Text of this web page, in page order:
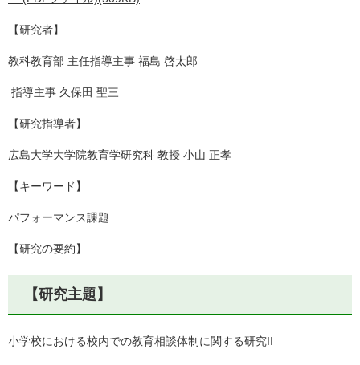
【研究者】
教科教育部 主任指導主事 福島 啓太郎
指導主事 久保田 聖三
【研究指導者】
広島大学大学院教育学研究科 教授 小山 正孝
【キーワード】
パフォーマンス課題
【研究の要約】
【研究主題】
小学校における校内での教育相談体制に関する研究II